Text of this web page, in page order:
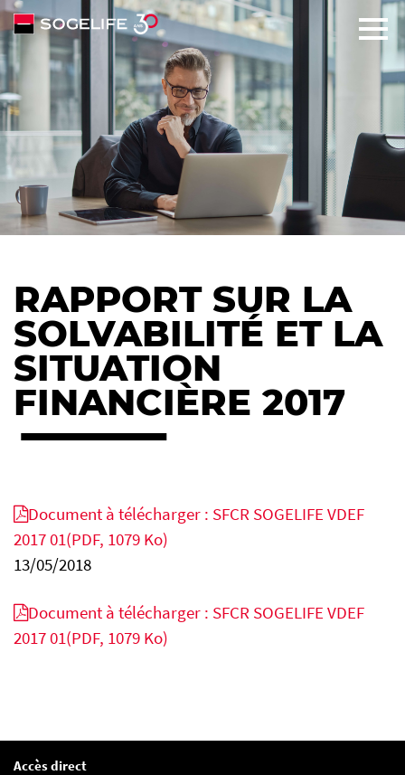
SOLUTIONS
HISTOIRE
ENGAGEMENTS
NEWS
CONTACT
RAPPORT SUR LA
SOLVABILITÉ ET LA
SITUATION
FINANCIÈRE 2017
Document à télécharger : SFCR SOGELIFE VDEF
2017 01(PDF, 1079 Ko)
13/05/2018
Document à télécharger : SFCR SOGELIFE VDEF
2017 01(PDF, 1079 Ko)
Accès direct